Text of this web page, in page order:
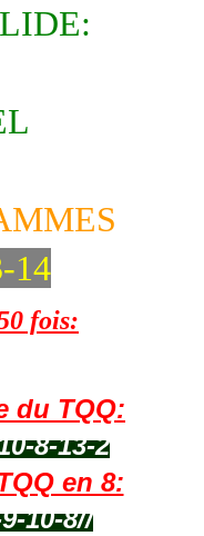
14
fois:
du TQQ:
8-13-2
en 8:
10-8//